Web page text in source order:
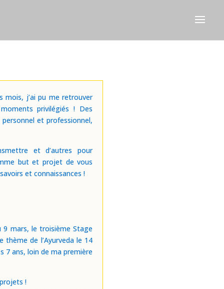
mois, j’ai pu me retrouver
privilégiés ! Des
et professionnel,
et d’autres pour
but et projet de vous
et connaissances !
9 mars, le troisième Stage
thème de l’Ayurveda le 14
7 ans, loin de ma première
!